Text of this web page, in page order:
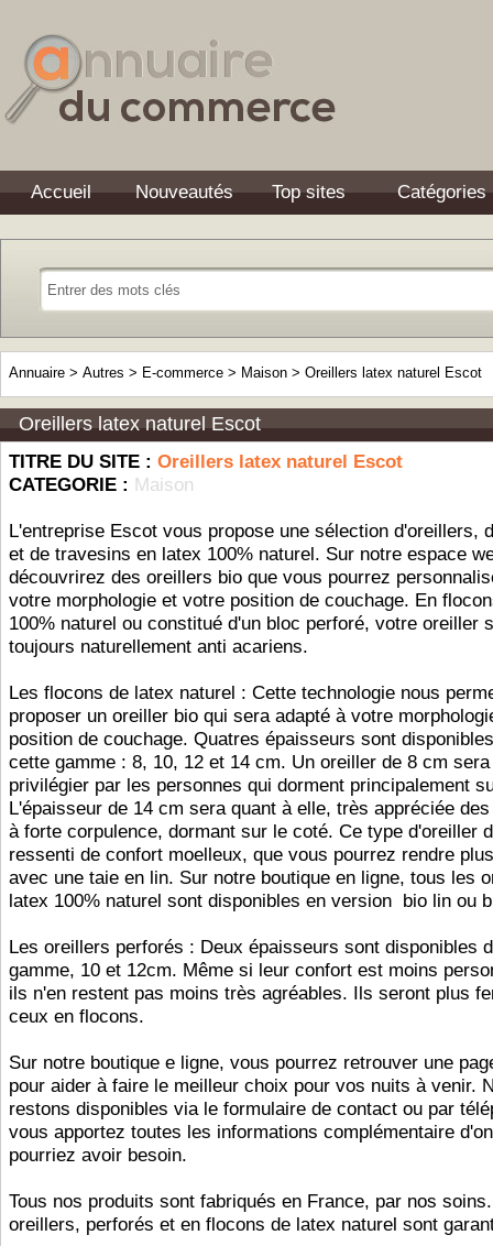
Accueil Nouveautés Top sites Catégories
Annuaire > Autres > E-commerce > Maison > Oreillers latex naturel Escot
Oreillers latex naturel Escot
TITRE DU SITE : Oreillers latex naturel Escot
CATEGORIE : Maison
L'entreprise Escot vous propose une sélection d'oreillers,
et de travesins en latex 100% naturel. Sur notre espace
découvrirez des oreillers bio que vous pourrez
votre morphologie et votre position de couchage. En
100% naturel ou constitué d'un bloc perforé, votre oreiller
toujours naturellement anti acariens.
Les flocons de latex naturel : Cette technologie nous
proposer un oreiller bio qui sera adapté à votre
position de couchage. Quatres épaisseurs sont
cette gamme : 8, 10, 12 et 14 cm. Un oreiller de 8 cm
privilégier par les personnes qui dorment principalement
L'épaisseur de 14 cm sera quant à elle, très appréciée
à forte corpulence, dormant sur le coté. Ce type d'oreiller
ressenti de confort moelleux, que vous pourrez rendre
avec une taie en lin. Sur notre boutique en ligne, tous les
latex 100% naturel sont disponibles en version bio lin ou
Les oreillers perforés : Deux épaisseurs sont disponibles
gamme, 10 et 12cm. Même si leur confort est moins
ils n'en restent pas moins très agréables. Ils seront plus
ceux en flocons.
Sur notre boutique e ligne, vous pourrez retrouver une
pour aider à faire le meilleur choix pour vos nuits à venir.
restons disponibles via le formulaire de contact ou par
vous apportez toutes les informations complémentaire
pourriez avoir besoin.
Tous nos produits sont fabriqués en France, par nos
oreillers, perforés et en flocons de latex naturel sont